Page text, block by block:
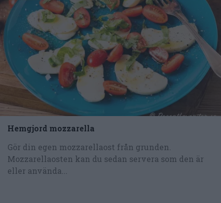
Hemgjord mozzarella
Gör din egen mozzarellaost från grunden.
Mozzarellaosten kan du sedan servera som den är
eller använda...